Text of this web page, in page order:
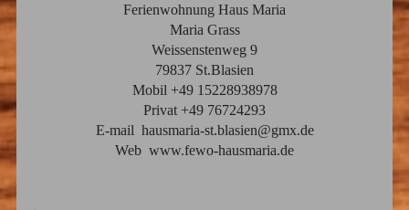
Ferienwohnung Haus Maria
Maria Grass
Weissenstenweg 9
79837 St.Blasien
Mobil +49 15228938978
Privat +49 76724293
E-mail hausmaria-st.blasien@gmx.de
Web www.fewo-hausmaria.de